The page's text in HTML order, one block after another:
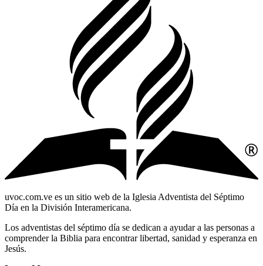
uvoc.com.ve es un sitio web de la Iglesia Adventista del Séptimo
Día en la División Interamericana.
Los adventistas del séptimo día se dedican a ayudar a las personas a
comprender la Biblia para encontrar libertad, sanidad y esperanza en
Jesús.